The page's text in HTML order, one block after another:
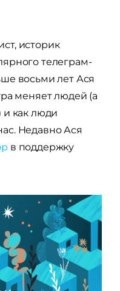
историк
телеграм-
восьми лет Ася
меняет людей (а
и как люди
Недавно Ася
в поддержку